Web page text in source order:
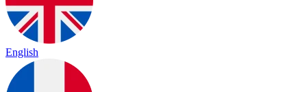
English